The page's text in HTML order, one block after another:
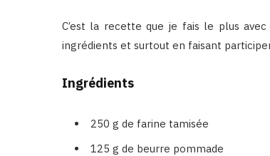
C’est la recette que je fais le plus
ingrédients et surtout en faisant
Ingrédients
250 g de farine tamisée
125 g de beurre pommade